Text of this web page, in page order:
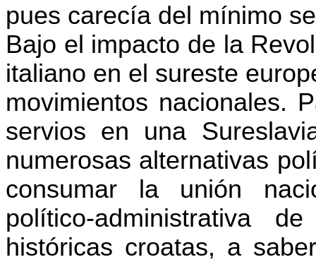
pues carecía del mínimo
Bajo el impacto de la
italiano en el sureste
movimientos nacionales.
servios en una
numerosas alternativas
consumar la unión
político-administrativa
históricas croatas, a